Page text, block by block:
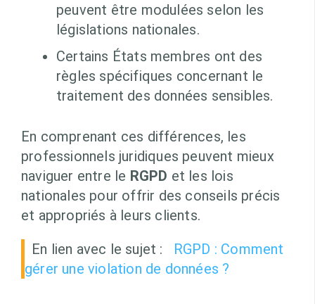
peuvent être modulées selon les
législations nationales.
Certains États membres ont des
règles spécifiques concernant le
traitement des données sensibles.
En comprenant ces différences, les
professionnels juridiques peuvent mieux
naviguer entre le RGPD et les lois
nationales pour offrir des conseils précis
et appropriés à leurs clients.
En lien avec le sujet :
RGPD : Comment
gérer une violation de données ?